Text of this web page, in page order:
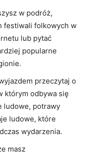
​w podróż,
festiwali‌ folkowych w
⁤lub pytać
popularne
przeczytaj⁢ o
którym​ odbywa⁣ się
ludowe, ⁣potrawy⁤
ludowe, które⁢
wydarzenia.
masz